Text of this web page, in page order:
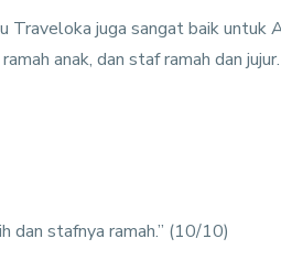
Traveloka juga sangat baik untuk
anak, dan staf ramah dan jujur.
dan stafnya ramah.” (10/10)